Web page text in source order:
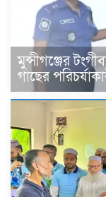
মুন্সীগঞ্জের
গাছের